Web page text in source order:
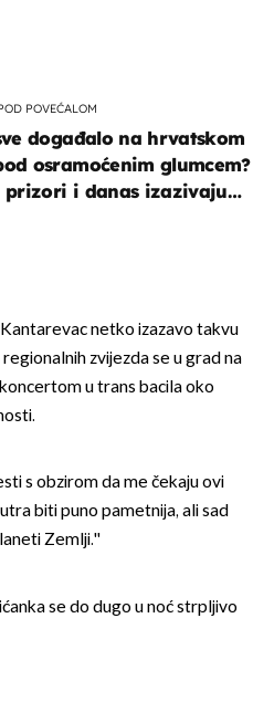
POVEĆALOM
događalo na hrvatskom
osramoćenim glumcem?
prizori i danas izazivaju
netko izazavo takvu
zvijezda se u grad na
u trans bacila oko
s obzirom da me čekaju ovi
biti puno pametnija, ali sad
Zemlji.''
se do dugo u noć strpljivo